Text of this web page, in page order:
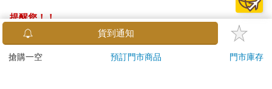
提醒您！！
金石堂及銀行均不會請您操作ATM! 如接獲電話要求您前往
ATM提款機，請不要聽從指示，以免受騙上當！
貨到通知
搶購一空 預訂門市商品 門市庫存